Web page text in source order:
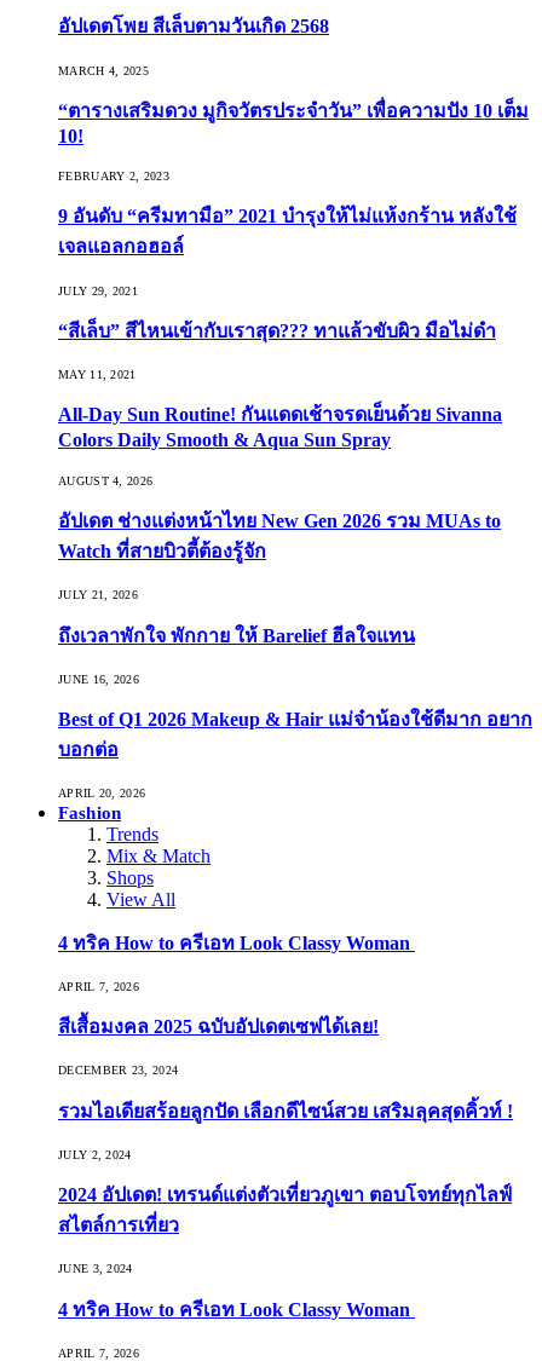
อัปเดตโพย สีเล็บตามวันเกิด 2568
MARCH 4, 2025
“ตารางเสริมดวง มูกิจวัตรประจำวัน” เพื่อความปัง 10 เต็ม
10!
FEBRUARY 2, 2023
9 อันดับ “ครีมทามือ” 2021 บำรุงให้ไม่แห้งกร้าน หลังใช้
เจลแอลกอฮอล์
JULY 29, 2021
“สีเล็บ” สีไหนเข้ากับเราสุด??? ทาแล้วขับผิว มือไม่ดำ
MAY 11, 2021
All-Day Sun Routine! กันแดดเช้าจรดเย็นด้วย Sivanna
Colors Daily Smooth & Aqua Sun Spray
AUGUST 4, 2026
อัปเดต ช่างแต่งหน้าไทย New Gen 2026 รวม MUAs to
Watch ที่สายบิวตี้ต้องรู้จัก
JULY 21, 2026
ถึงเวลาพักใจ พักกาย ให้ Barelief ฮีลใจแทน
JUNE 16, 2026
Best of Q1 2026 Makeup & Hair แม่จ๋าน้องใช้ดีมาก อยาก
บอกต่อ
APRIL 20, 2026
Fashion
Trends
Mix & Match
Shops
View All
4 ทริค How to ครีเอท Look Classy Woman
APRIL 7, 2026
สีเสื้อมงคล 2025 ฉบับอัปเดตเซฟได้เลย!
DECEMBER 23, 2024
รวมไอเดียสร้อยลูกปัด เลือกดีไซน์สวย เสริมลุคสุดคิ้วท์ !
JULY 2, 2024
2024 อัปเดต! เทรนด์แต่งตัวเที่ยวภูเขา ตอบโจทย์ทุกไลฟ์
สไตล์การเที่ยว
JUNE 3, 2024
4 ทริค How to ครีเอท Look Classy Woman
APRIL 7, 2026